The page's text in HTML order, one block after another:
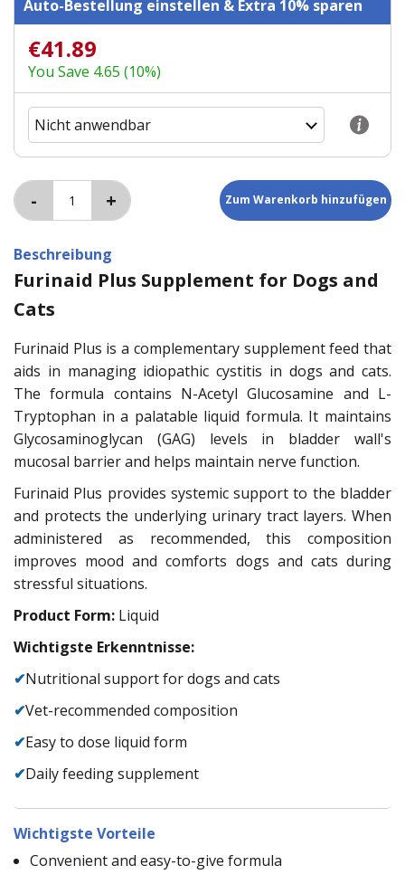
Auto-Bestellung einstellen & Extra 10% sparen
€41.89
You Save 4.65 (10%)
Beschreibung
Furinaid Plus Supplement for Dogs and
Cats
Furinaid Plus is a complementary supplement feed that
aids in managing idiopathic cystitis in dogs and cats.
The formula contains N-Acetyl Glucosamine and L-
Tryptophan in a palatable liquid formula. It maintains
Glycosaminoglycan (GAG) levels in bladder wall's
mucosal barrier and helps maintain nerve function.
Furinaid Plus provides systemic support to the bladder
and protects the underlying urinary tract layers. When
administered as recommended, this composition
improves mood and comforts dogs and cats during
stressful situations.
Product Form: Liquid
Wichtigste Erkenntnisse:
✔Nutritional support for dogs and cats
✔Vet-recommended composition
✔Easy to dose liquid form
✔Daily feeding supplement
Wichtigste Vorteile
Convenient and easy-to-give formula